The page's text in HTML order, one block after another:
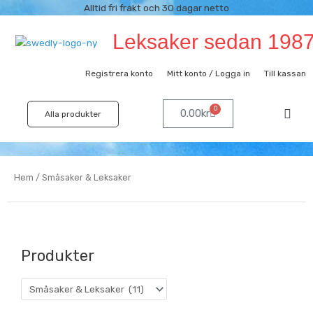
innehåll
Alltid fri frakt och 30 dagar netto
Leksaker sedan
Registrera konto Mitt konto / Logga in Till kassan
Alla produkter 0.00kr 0
Varukorg
Hem / Småsaker & Leksaker
Produkter